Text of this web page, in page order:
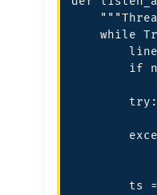
while
if
        try:
ts